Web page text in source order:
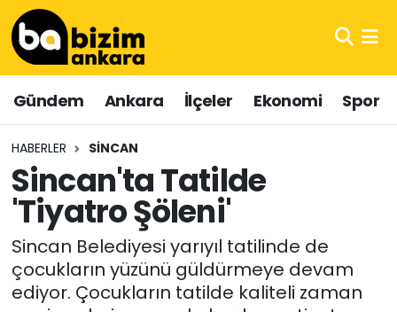
Gündem Ankara İlçeler Ekonomi Spor
HABERLER SINCAN
Sincan'ta Tatilde
'Tiyatro Şöleni'
Sincan Belediyesi yarıyıl tatilinde de
çocukların yüzünü güldürmeye devam
ediyor. Çocukların tatilde kaliteli zaman
Hava Durumu
Trafik Durumu
Süper Lig Puan Durumu ve Fikstür
Tüm Manşetler
Son Dakika Haberleri
Haber Arşivi